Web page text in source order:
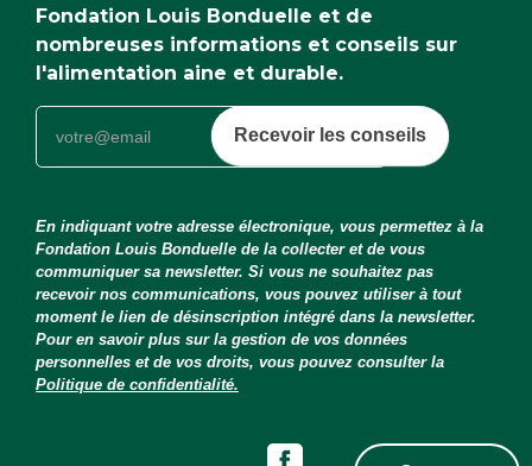
Fondation Louis Bonduelle et de
nombreuses informations et conseils sur
l'alimentation aine et durable.
Recevoir les conseils
En indiquant votre adresse électronique, vous permettez à la
Fondation Louis Bonduelle de la collecter et de vous
communiquer sa newsletter. Si vous ne souhaitez pas
recevoir nos communications, vous pouvez utiliser à tout
moment le lien de désinscription intégré dans la newsletter.
Pour en savoir plus sur la gestion de vos données
personnelles et de vos droits, vous pouvez consulter la
Politique de confidentialité.